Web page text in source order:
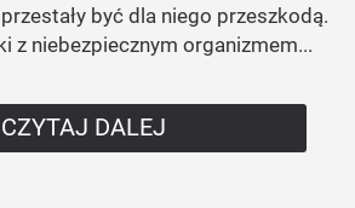
być dla niego przeszkodą.
z niebezpiecznym organizmem...
CZYTAJ DALEJ